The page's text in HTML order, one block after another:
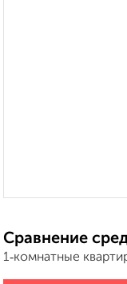
Сравнение
1‑комнатные